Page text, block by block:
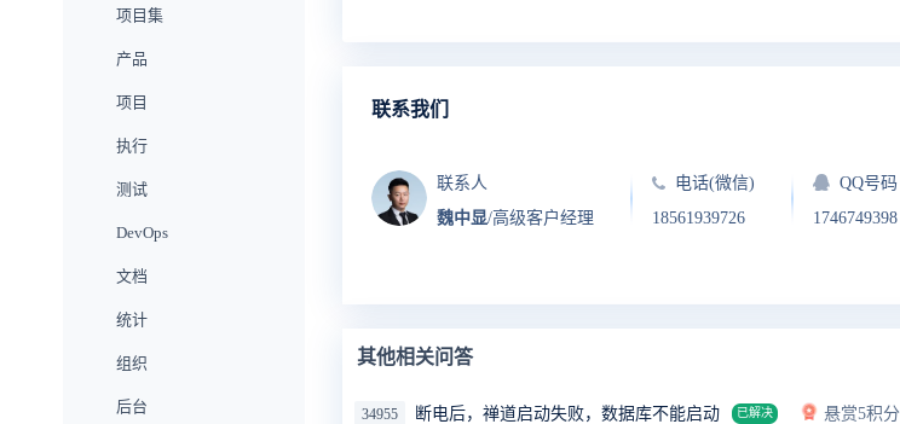
项目集
产品
项目
执行
测试
DevOps
文档
统计
组织
后台
联系我们
联系人
魏中显/高级客户经理
电话(微信)
18561939726
QQ号码
1746749398
其他相关问答
34955 断电后，禅道启动失败，数据库不能启动 已解决 悬赏5积分